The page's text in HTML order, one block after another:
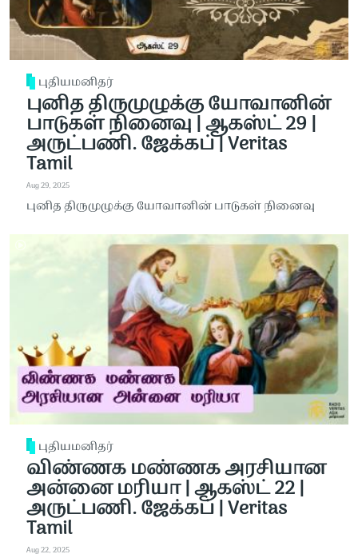
புதியமனிதர்
புனித திருமுழுக்கு யோவானின்
பாடுகள் நினைவு | ஆகஸ்ட் 29 |
அருட்பணி. ஜேக்கப் | Veritas
Tamil
Aug 29, 2025
புனித திருமுழுக்கு யோவானின் பாடுகள் நினைவு
புதியமனிதர்
விண்ணக மண்ணக அரசியான
அன்னை மரியா | ஆகஸ்ட் 22 |
அருட்பணி. ஜேக்கப் | Veritas
Tamil
Aug 22, 2025